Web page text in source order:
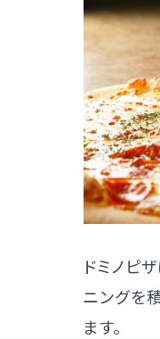
ドミノピ
ニングを
ます。